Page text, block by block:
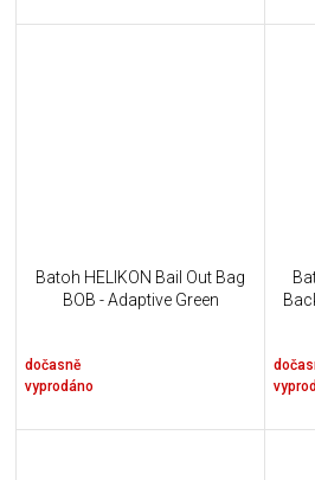
Batoh HELIKON Bail Out Bag
BOB - Adaptive Green
dočasně
vyprodáno